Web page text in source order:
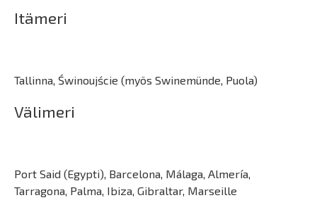
Itämeri
Tallinna, Świnoujście (myös Swinemünde, Puola)
Välimeri
Port Said (Egypti), Barcelona, Málaga, Almería,
Tarragona, Palma, Ibiza, Gibraltar, Marseille